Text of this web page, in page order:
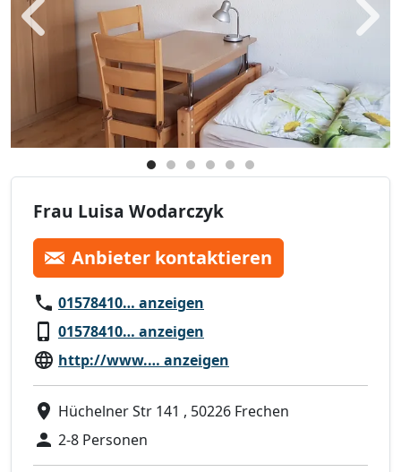
Zurück
Frau Luisa Wodarczyk
Anbieter kontaktieren
01578410… anzeigen
01578410… anzeigen
http://www.… anzeigen
Hüchelner Str 141 , 50226 Frechen
2-8 Personen